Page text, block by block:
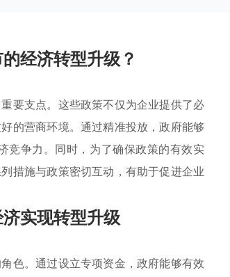
经济转型升级？
要支点。这些政策不仅为企业提供了必
的营商环境。通过精准投放，政府能够
竞争力。同时，为了确保政策的有效实
措施与政策密切互动，有助于促进企业
实现转型升级
色。通过设立专项资金，政府能够有效